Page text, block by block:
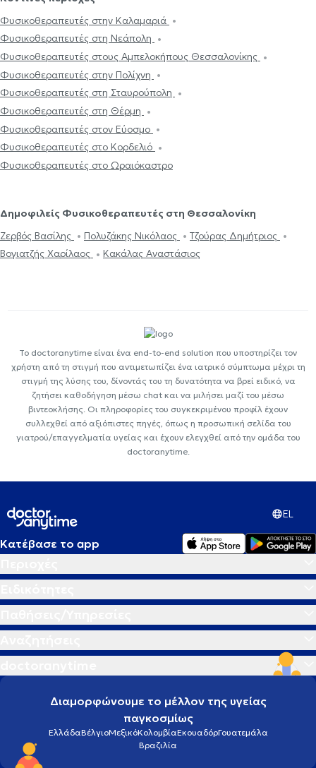
Φυσικοθεραπευτές στην Καλαμαριά
Φυσικοθεραπευτές στη Νεάπολη
Φυσικοθεραπευτές στους Αμπελοκήπους Θεσσαλονίκης
Φυσικοθεραπευτές στην Πολίχνη
Φυσικοθεραπευτές στη Σταυρούπολη
Φυσικοθεραπευτές στη Θέρμη
Φυσικοθεραπευτές στον Εύοσμο
Φυσικοθεραπευτές στο Κορδελιό
Φυσικοθεραπευτές στο Ωραιόκαστρο
Δημοφιλείς Φυσικοθεραπευτές στη Θεσσαλονίκη
Ζερβός Βασίλης
Πολυζάκης Νικόλαος
Τζούρας Δημήτριος
Βογιατζής Χαρίλαος
Κακάλας Αναστάσιος
Το doctoranytime είναι ένα end-to-end solution που υποστηρίζει τον
χρήστη από τη στιγμή που αντιμετωπίζει ένα ιατρικό σύμπτωμα μέχρι τη
στιγμή της λύσης του, δίνοντάς του τη δυνατότητα να βρεί ειδικό, να
ζητήσει καθοδήγηση μέσω chat και να μιλήσει μαζί του μέσω
βιντεοκλήσης. Οι πληροφορίες του συγκεκριμένου προφίλ έχουν
συλλεχθεί από αξιόπιστες πηγές, όπως η προσωπική σελίδα του
γιατρού/επαγγελματία υγείας και έχουν ελεγχθεί από την ομάδα του
doctoranytime.
EL
Κατέβασε το app
Διαμορφώνουμε το μέλλον της υγείας
παγκοσμίως
ΕλλάδαΒέλγιοΜεξικόΚολομβίαΕκουαδόρΓουατεμάλα
Βραζιλία